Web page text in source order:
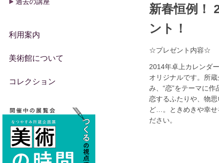
新春恒例！
ント！
☆プレゼント内容☆
2014年卓上カレンダ
オリジナルです。所
み、“恋”をテーマに
恋するふたりや、物
ど…。ときめきや幸
ださい。
利用案内
美術館について
コレクション